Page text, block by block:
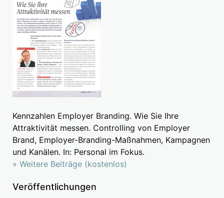
Kennzahlen Employer Branding. Wie Sie Ihre
Attraktivität messen. Controlling von Employer
Brand, Employer-Branding-Maßnahmen, Kampagnen
und Kanälen. In: Personal im Fokus.
» Weitere Beiträge (kostenlos)
Veröffentlichungen